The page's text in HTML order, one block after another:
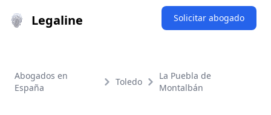
Legaline Solicitar abogado
Abogados en
España
Toledo
La Puebla de
Montalbán